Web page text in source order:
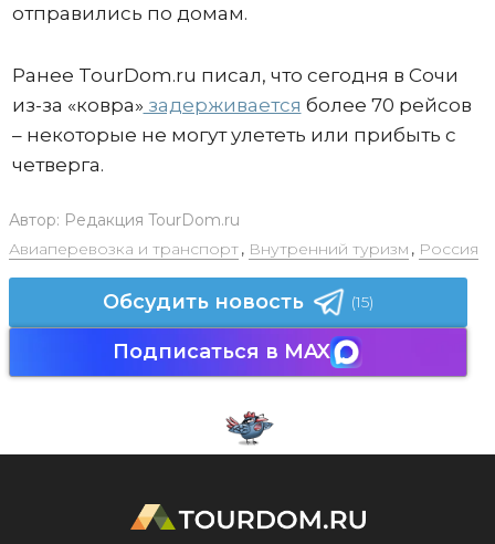
отправились по домам.
Ранее TourDom.ru писал, что сегодня в Сочи
из-за «ковра» задерживается более 70 рейсов
– некоторые не могут улететь или прибыть с
четверга.
Автор: Редакция TourDom.ru
Авиаперевозка и транспорт, Внутренний туризм , Россия
Обсудить новость (15)
Подписаться в MAX